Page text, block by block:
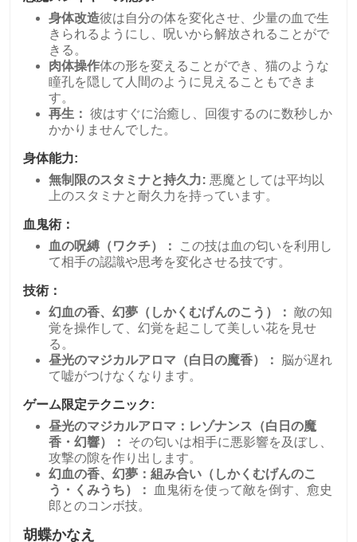
身体改造彼は自分の体を変化させ、少量の血で生
きられるようにし、呪いから解放されることがで
きる。
肉体操作体の形を変えることができ、猫のような
瞳孔を隠して人間のように見えることもできま
す。
再生： 彼はすぐに治癒し、回復するのに数秒しか
かかりませんでした。
身体能力:
無制限のスタミナと持久力: 悪魔としては平均以
上のスタミナと耐久力を持っています。
血鬼術：
血の呪縛（ワクチ）：
この技は血の匂いを利用し
て相手の認識や思考を変化させる技です。
技術：
幻血の香、幻夢（しかくむげんのこう）： 敵の知
覚を操作して、幻覚を起こして美しい花を見せ
る。
昼光のマジカルアロマ（白日の魔香）：
脳が遅れ
て嘘がつけなくなります。
ゲーム限定テクニック:
昼光のマジカルアロマ：レゾナンス（白日の魔
香・幻響）：
その匂いは相手に悪影響を及ぼし、
攻撃の隙を作り出します。
幻血の香、幻夢：組み合い（しかくむげんのこ
う・くみうち）：
血鬼術を使って敵を倒す、愈史
郎とのコンボ技。
胡蝶かなえ